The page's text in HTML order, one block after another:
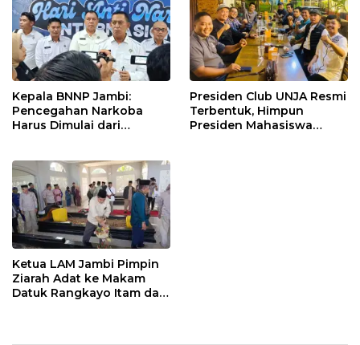
Kepala BNNP Jambi:
Pencegahan Narkoba
Harus Dimulai dari
Presiden Club UNJA Resmi
Terbentuk, Himpun
Presiden Mahasiswa
Ketua LAM Jambi Pimpin
Ziarah Adat ke Makam
Datuk Rangkayo Itam dan